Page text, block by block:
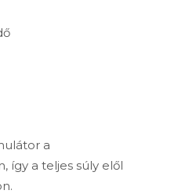
a
így a teljes súly elől